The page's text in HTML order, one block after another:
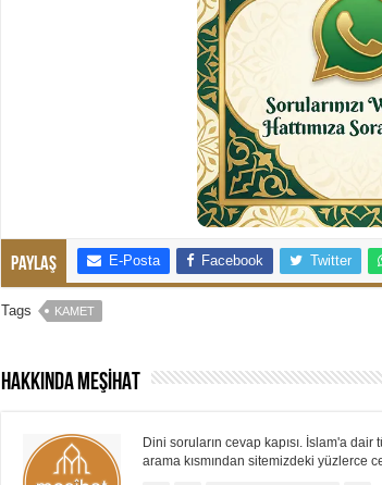
Paylaş E-Posta Facebook Twitter
Tags KAMET
Hakkında MEŞİHAT
Dini soruların cevap kapısı. İslam'a dair
arama kısmından sitemizdeki yüzlerce